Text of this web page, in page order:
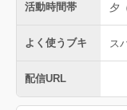
活動時間帯 夕
よく使うブキ ス
配信URL